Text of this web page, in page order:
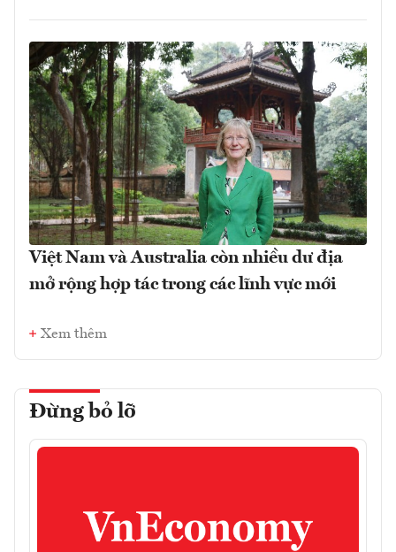
Việt Nam và Australia còn nhiều dư địa
mở rộng hợp tác trong các lĩnh vực mới
Xem thêm
Đừng bỏ lỡ